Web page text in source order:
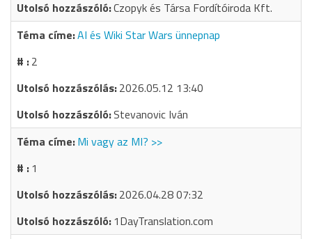
Czopyk és Társa Fordítóiroda Kft.
AI és Wiki Star Wars ünnepnap
2
2026.05.12 13:40
Stevanovic Iván
Mi vagy az MI? >>
1
2026.04.28 07:32
1DayTranslation.com